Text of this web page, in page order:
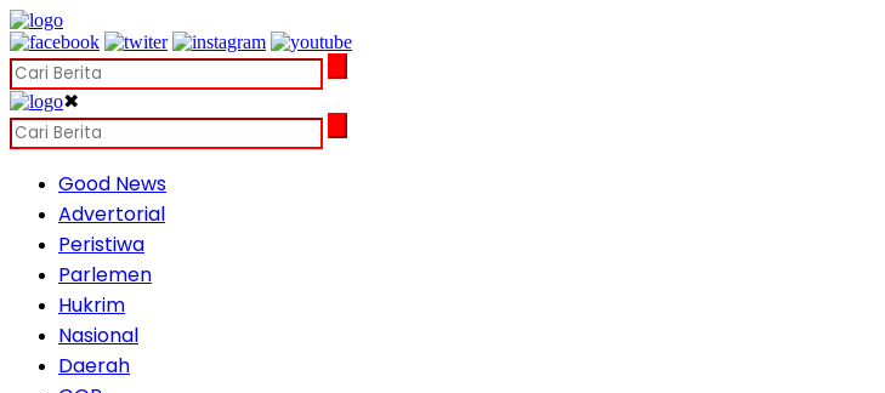
✖
Good News
Advertorial
Peristiwa
Parlemen
Hukrim
Nasional
Daerah